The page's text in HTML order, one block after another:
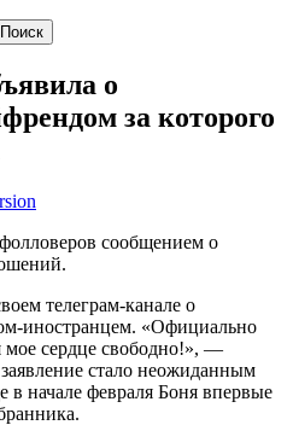
о
за которого
сообщением о
телеграм-канале о
иностранцем. «Официально
мое сердце свободно!», —
стало неожиданным
в начале февраля Боня впервые